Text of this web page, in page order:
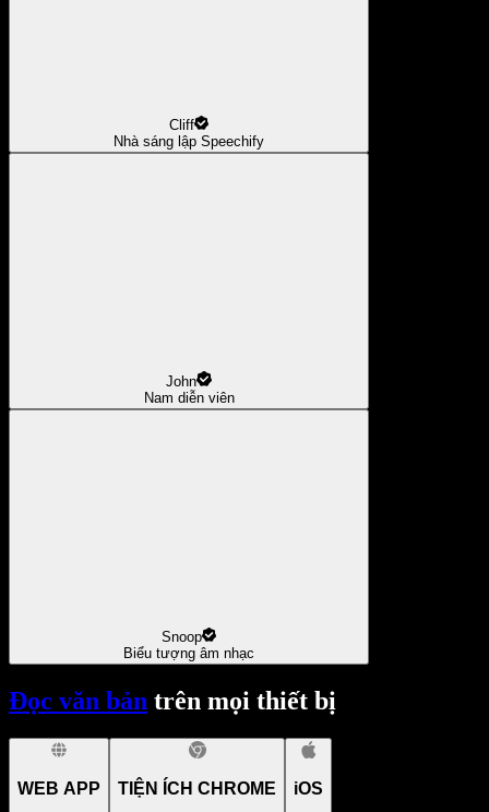
Cliff
Nhà sáng lập Speechify
John
Nam diễn viên
Snoop
Biểu tượng âm nhạc
Đọc văn bản trên mọi thiết bị
WEB APP TIỆN ÍCH CHROME iOS